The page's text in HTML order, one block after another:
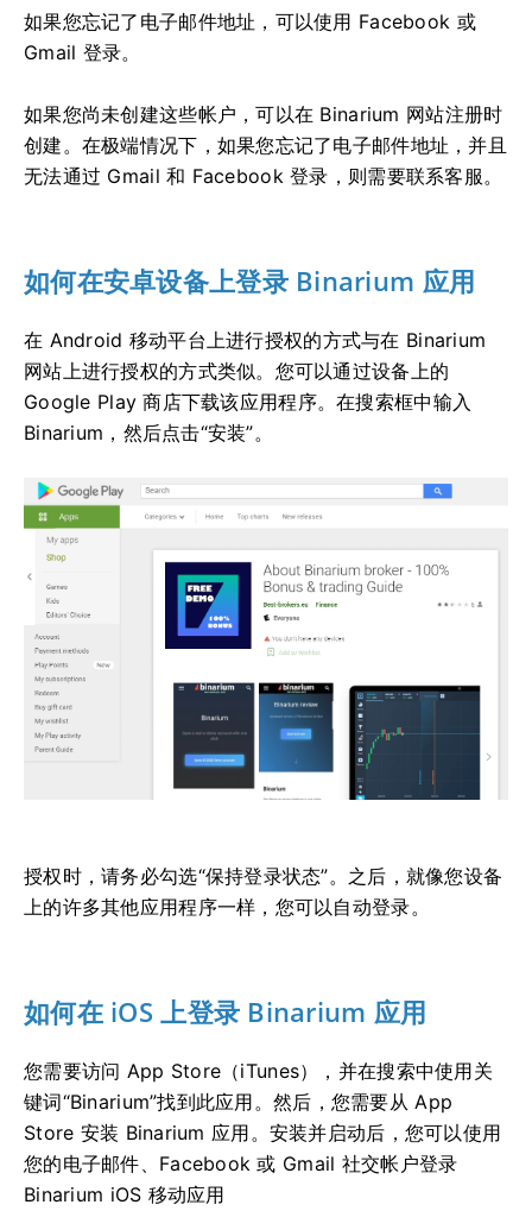
如果您忘记了电子邮件地址，可以使用 Facebook 或
Gmail 登录。
如果您尚未创建这些帐户，可以在 Binarium 网站注册时
创建。在极端情况下，如果您忘记了电子邮件地址，并且
无法通过 Gmail 和 Facebook 登录，则需要联系客服。
如何在安卓设备上登录 Binarium 应用
在 Android 移动平台上进行授权的方式与在 Binarium
网站上进行授权的方式类似。您可以通过设备上的
Google Play 商店下载该应用程序。在搜索框中输入
Binarium，然后点击“安装”。
授权时，请务必勾选“保持登录状态”。之后，就像您设备
上的许多其他应用程序一样，您可以自动登录。
如何在 iOS 上登录 Binarium 应用
您需要访问 App Store（iTunes），并在搜索中使用关
键词“Binarium”找到此应用。然后，您需要从 App
Store 安装 Binarium 应用。安装并启动后，您可以使用
您的电子邮件、Facebook 或 Gmail 社交帐户登录
Binarium iOS 移动应用